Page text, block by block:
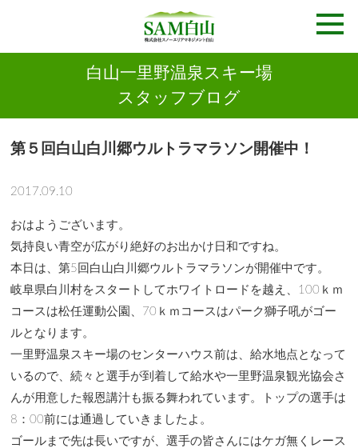
白山一里野温泉スキー場
スタッフブログ
第５回白山白川郷ウルトラマラソン開催中！
2017.09.10
おはようございます。
気持良い青空が広がり絶好のお出かけ日和ですね。
本日は、第5回白山白川郷ウルトラマラソンが開催中です。
岐阜県白川村をスタートしてホワイトロードを越え、100ｋｍ
コースは松任運動公園、70ｋｍコースはパーク獅子吼がゴー
ルとなります。
一里野温泉スキー場のセンターハウス前は、給水地点となって
いるので、続々と選手が到着して給水や一里野温泉観光協会さ
んが用意した報恩講汁も振る舞われています。トップの選手は
8：00前には通過していきましたよ。
ゴールまで先は長いですが、選手の皆さんにはケガ無くレース